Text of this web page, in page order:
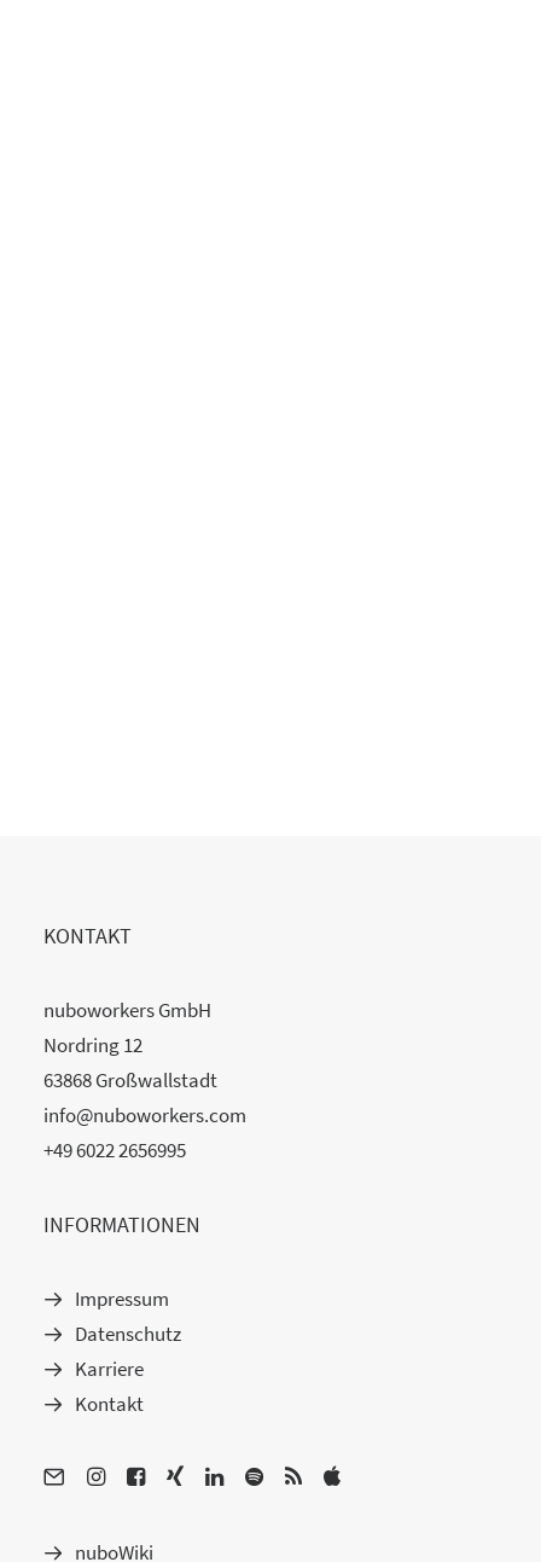
KONTAKT
nuboworkers GmbH
Nordring 12
63868 Großwallstadt
info@nuboworkers.com
+49 6022 2656995
INFORMATIONEN
Impressum
Datenschutz
Karriere
Kontakt
nuboWiki